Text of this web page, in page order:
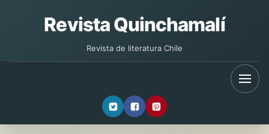
Revista Quinchamalí
Revista de literatura Chile